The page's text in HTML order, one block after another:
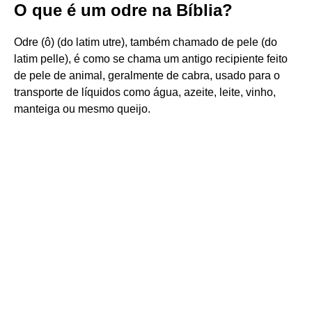
O que é um odre na Bíblia?
Odre (ô) (do latim utre), também chamado de pele (do
latim pelle), é como se chama um antigo recipiente feito
de pele de animal, geralmente de cabra, usado para o
transporte de líquidos como água, azeite, leite, vinho,
manteiga ou mesmo queijo.